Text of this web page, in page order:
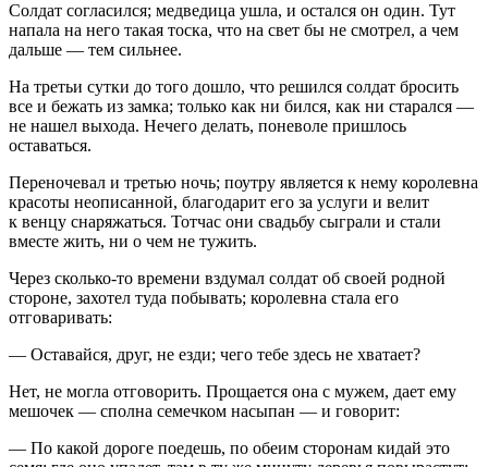
Солдат согласился; медведица ушла, и остался он один. Тут
напала на него такая тоска, что на свет бы не смотрел, а чем
дальше — тем сильнее.
На третьи сутки до того дошло, что решился солдат бросить
все и бежать из замка; только как ни бился, как ни старался —
не нашел выхода. Нечего делать, поневоле пришлось
оставаться.
Переночевал и третью ночь; поутру является к нему королевна
красоты неописанной, благодарит его за услуги и велит
к венцу снаряжаться. Тотчас они свадьбу сыграли и стали
вместе жить, ни о чем не тужить.
Через сколько-то времени вздумал солдат об своей родной
стороне, захотел туда побывать; королевна стала его
отговаривать:
— Оставайся, друг, не езди; чего тебе здесь не хватает?
Нет, не могла отговорить. Прощается она с мужем, дает ему
мешочек — сполна семечком насыпан — и говорит:
— По какой дороге поедешь, по обеим сторонам кидай это